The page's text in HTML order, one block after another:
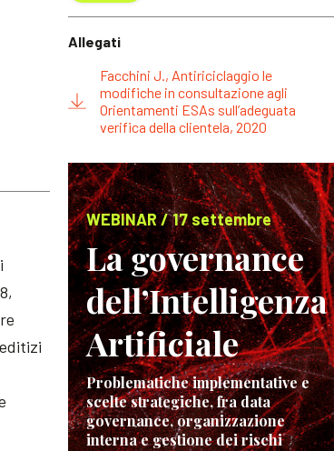
Allegati
Facchini J., Antiriciclaggio le
modifiche in consultazione agli
Orientamenti ESAs sull’adeguata
verifica della clientela, 2020
WEBINAR / 17 settembre
La governance
dell’Intelligenza
Artificiale
Problematiche implementative e
scelte strategiche, fra data
governance, organizzazione
interna e gestione dei rischi